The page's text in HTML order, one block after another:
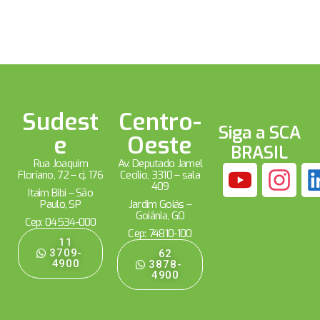
Sudest
e
Rua Joaquim
Floriano, 72 – cj. 176
Itaim Bibi – São
Paulo, SP
Cep: 04534-000
11
3709-
4900
Centro-
Oeste
Av. Deputado Jamel
Cecílio, 3310 – sala
409
Jardim Goiás –
Goiânia, GO
Cep: 74810-100
62
3878-
4900
Siga a SCA
BRASIL